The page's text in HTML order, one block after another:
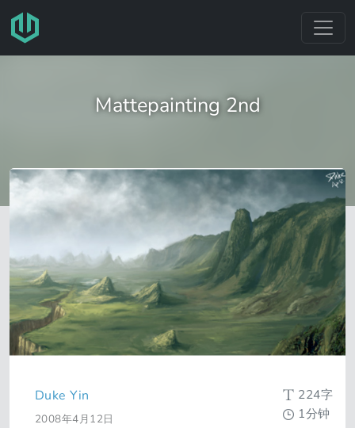
跳转至主要内容
Mattepainting 2nd
Duke Yin
2008年4月12日
224字
1分钟